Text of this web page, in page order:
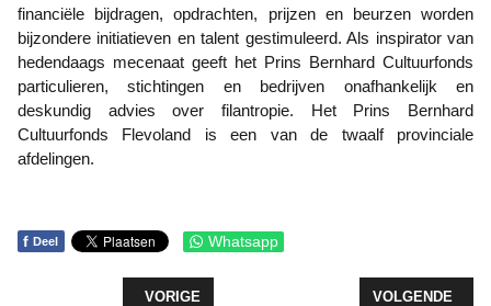
financiële bijdragen, opdrachten, prijzen en beurzen worden
bijzondere initiatieven en talent gestimuleerd. Als inspirator van
hedendaags mecenaat geeft het Prins Bernhard Cultuurfonds
particulieren, stichtingen en bedrijven onafhankelijk en
deskundig advies over filantropie. Het Prins Bernhard
Cultuurfonds Flevoland is een van de twaalf provinciale
afdelingen.
f Deel Whatsapp
VORIG ARTIKEL: WEGWERKZAAMHEDEN
VORIGE VOLGENDE
VOLGENDE